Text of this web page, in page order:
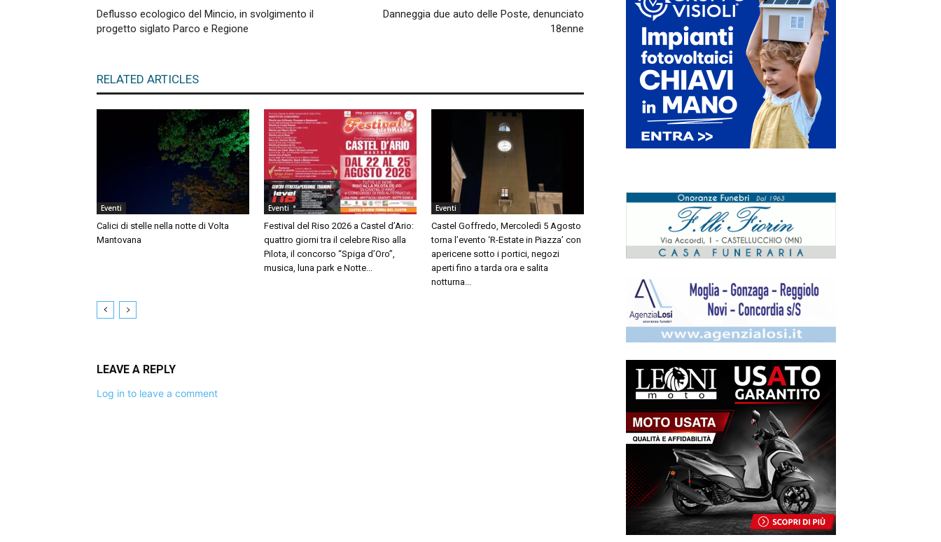
Deflusso ecologico del Mincio, in svolgimento il
progetto siglato Parco e Regione
Danneggia due auto delle Poste, denunciato
18enne
RELATED ARTICLES
Eventi
Calici di stelle nella notte di Volta
Mantovana
Eventi
Festival del Riso 2026 a Castel d’Ario:
quattro giorni tra il celebre Riso alla
Pilota, il concorso “Spiga d’Oro”,
musica, luna park e Notte...
Eventi
Castel Goffredo, Mercoledì 5 Agosto
torna l’evento ‘R-Estate in Piazza’ con
apericene sotto i portici, negozi
aperti fino a tarda ora e salita
notturna...
LEAVE A REPLY
Log in to leave a comment